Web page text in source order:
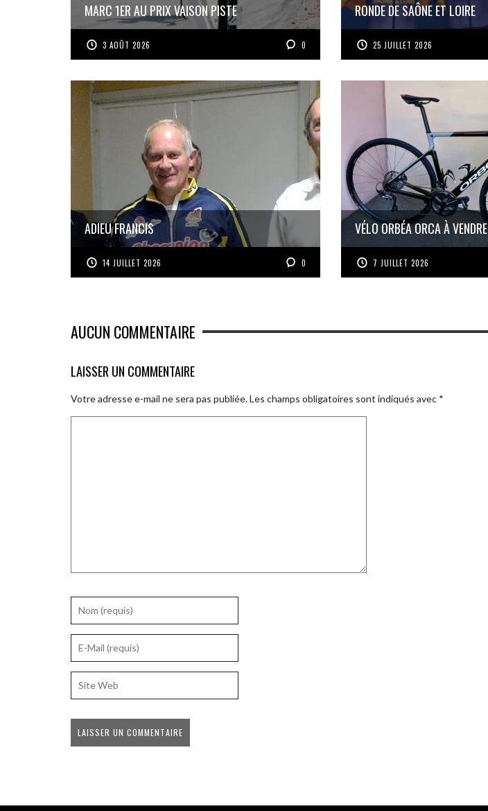
MARC 1ER AU PRIX VAISON PISTE
3 AOÛT 2026 0
RONDE DE SAÔNE ET LOIRE
25 JUILLET 2026
ADIEU FRANCIS
14 JUILLET 2026 0
VÉLO ORBÉA ORCA À VENDRE
7 JUILLET 2026
AUCUN COMMENTAIRE
LAISSER UN COMMENTAIRE
Votre adresse e-mail ne sera pas publiée.Les champs obligatoires sont indiqués avec *